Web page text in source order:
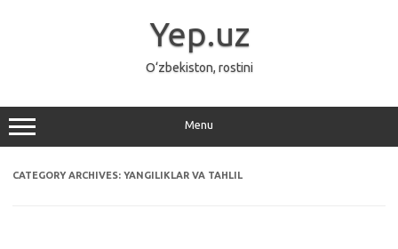
Yep.uz
O‘zbekiston, rostini
Menu
CATEGORY ARCHIVES: YANGILIKLAR VA TAHLIL